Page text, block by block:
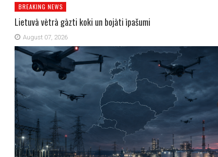
BREAKING NEWS
Lietuvā vētrā gāzti koki un bojāti īpašumi
August 07, 2026